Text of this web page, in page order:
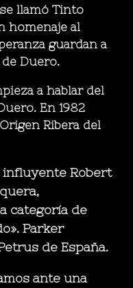
llamó Tinto
homenaje al
guardan a
Duero.
a hablar del
En 1982
Ribera del
influyente Robert
categoría de
Parker
de España.
ante una